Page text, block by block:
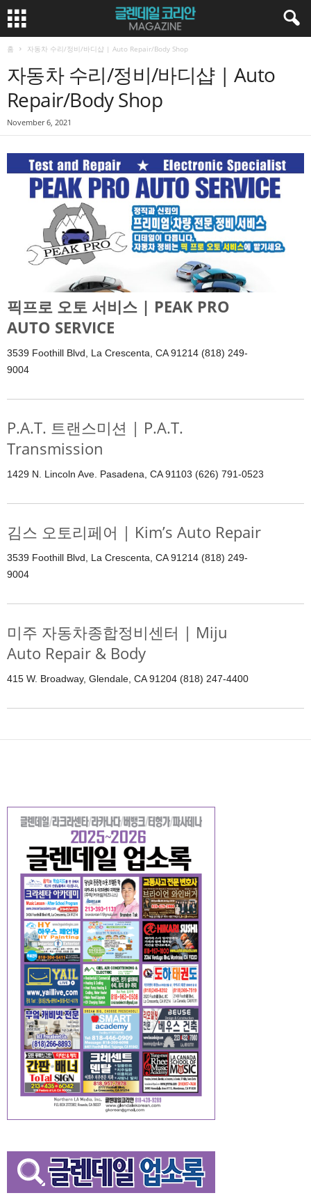
홈 자동차 수리/정비/바디샵 | Auto Repair/Body Shop
자동차 수리/정비/바디샵 | Auto
Repair/Body Shop
November 6, 2021
픽프로 오토 서비스 | PEAK PRO
AUTO SERVICE
3539 Foothill Blvd, La Crescenta, CA 91214 (818) 249-
9004
P.A.T. 트랜스미션 | P.A.T.
Transmission
1429 N. Lincoln Ave. Pasadena, CA 91103 (626) 791-0523
김스 오토리페어 | Kim’s Auto Repair
3539 Foothill Blvd, La Crescenta, CA 91214 (818) 249-
9004
미주 자동차종합정비센터 | Miju
Auto Repair & Body
415 W. Broadway, Glendale, CA 91204 (818) 247-4400